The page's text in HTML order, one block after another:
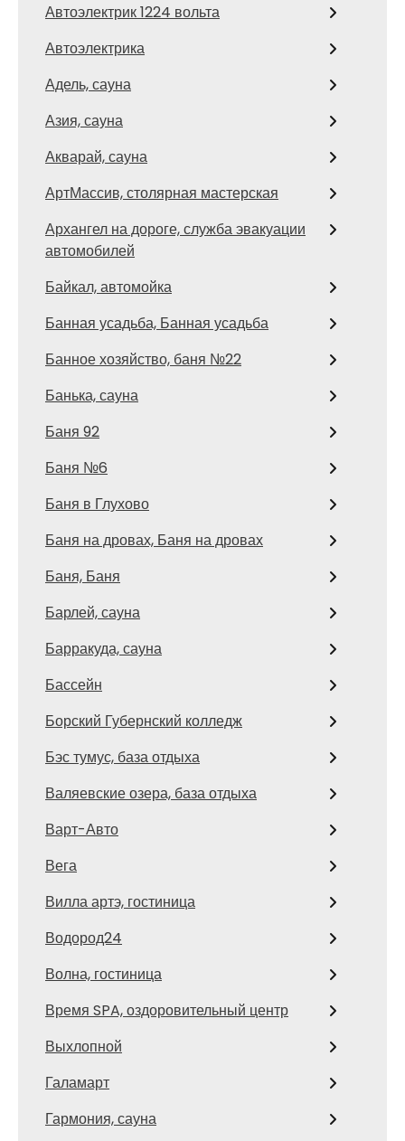
Автоэлектрик 1224 вольта
Автоэлектрика
Адель, сауна
Азия, сауна
Акварай, сауна
АртМассив, столярная мастерская
Архангел на дороге, служба эвакуации
автомобилей
Байкал, автомойка
Банная усадьба, Банная усадьба
Банное хозяйство, баня №22
Банька, сауна
Баня 92
Баня №6
Баня в Глухово
Баня на дровах, Баня на дровах
Баня, Баня
Барлей, сауна
Барракуда, сауна
Бассейн
Борский Губернский колледж
Бэс тумус, база отдыха
Валяевские озера, база отдыха
Варт-Авто
Вега
Вилла артэ, гостиница
Водород24
Волна, гостиница
Время SPA, оздоровительный центр
Выхлопной
Галамарт
Гармония, сауна